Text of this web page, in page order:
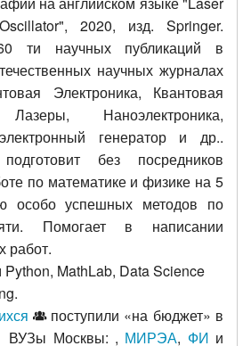
2020, изд. Springer.
ти научных публикаций в
научных журналах
Электроника, Квантовая
Наноэлектроника,
генератор и др..
без посредников
по математике и физике на 5
особо успешных методов по
Помогает в написании
работ.
MathLab, Data Science
поступили «на бюджет» в
ВУЗы Москвы: , МИРЭА, ФИ и